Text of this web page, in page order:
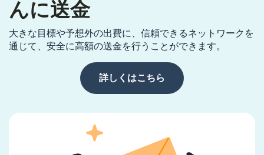
んに送金
大きな目標や予想外の出費に、信頼できるネットワークを
通じて、安全に高額の送金を行うことができます。
詳しくはこちら